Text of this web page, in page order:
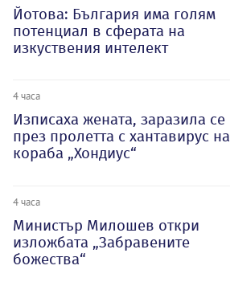
Йотова: България има голям
потенциал в сферата на
изкуствения интелект
4 часа
Изписаха жената, заразила се
през пролетта с хантавирус на
кораба „Хондиус“
4 часа
Министър Милошев откри
изложбата „Забравените
божества“